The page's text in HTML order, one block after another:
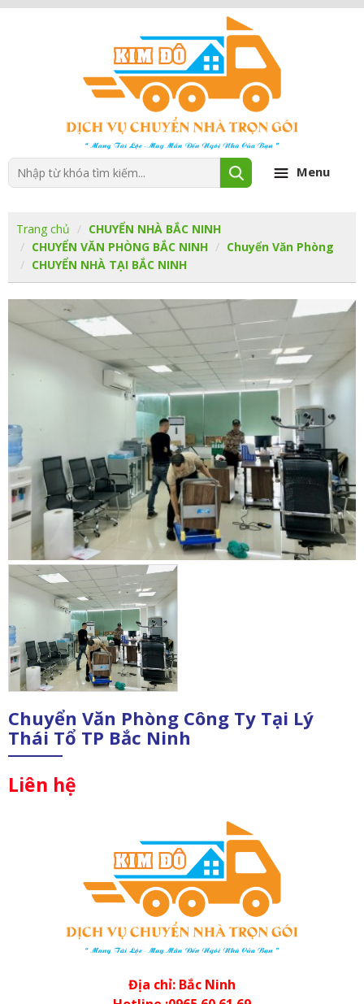
Menu
Trang chủ
CHUYỂN NHÀ BẮC NINH
CHUYỂN VĂN PHÒNG BẮC NINH
Chuyển Văn Phòng
CHUYỂN NHÀ TẠI BẮC NINH
Chuyển Văn Phòng Công Ty Tại Lý
Thái Tổ TP Bắc Ninh
Liên hệ
Địa chỉ: Bắc Ninh